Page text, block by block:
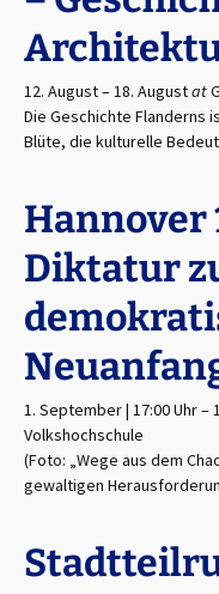
12. August–18. Augustat
Die Geschichte Flanderns
Blüte, die kulturelle
Hannover
Diktatur
1. September | 17:00 Uhr–
Volkshochschule
(Foto: „Wege aus dem
gewaltigen